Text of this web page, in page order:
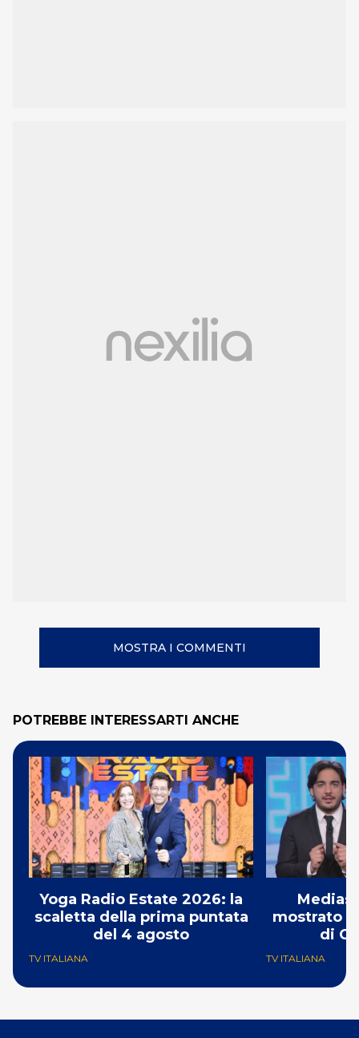
MOSTRA I COMMENTI
POTREBBE INTERESSARTI ANCHE
Yoga Radio Estate 2026: la
scaletta della prima puntata
del 4 agosto
TV ITALIANA
mostrato il
di
TV ITALIANA